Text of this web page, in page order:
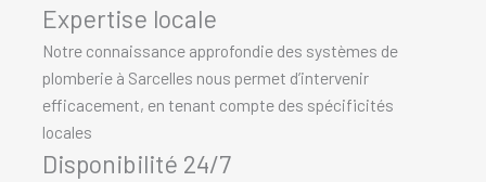
Expertise locale
Notre connaissance approfondie des systèmes de
plomberie à Sarcelles nous permet d’intervenir
efficacement, en tenant compte des spécificités
locales
Disponibilité 24/7